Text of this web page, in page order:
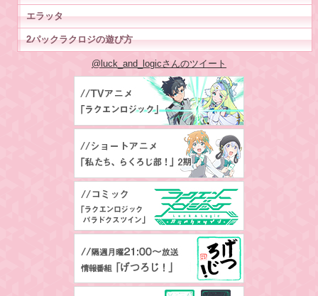
エラッタ
2パックラクロジの遊び方
@luck_and_logicさんのツイート